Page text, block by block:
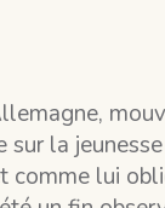
sur la
lui